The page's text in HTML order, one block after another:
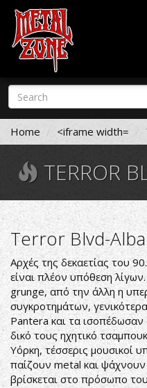
Skip
main
content
Search
form
Search
Home <iframe width=
TERROR
Terror Blvd-
Αρχές της δεκαετίας του
είναι πλέον υπόθεση
grunge, από την άλλη η
συγκροτημάτων,
Pantera και τα
δικό τους ηχητικό
Υόρκη, τέσσερις μουσικοί
παίζουν metal και
βρίσκεται στο πρόσωπο